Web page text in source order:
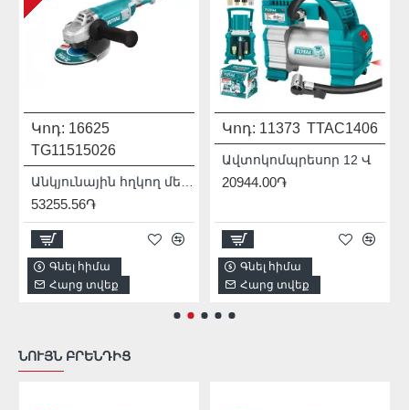
Կոդ: 16625
TG11515026
53255.56֏
Գնել հիմա
Հարց տվեք
Կոդ: 11373 TTAC1406
Ավտոկոմպրեսոր 12 Վ
20944.00֏
Գնել հիմա
Հարց տվեք
ՆՈՒՅՆ ԲՐԵՆԴԻՑ